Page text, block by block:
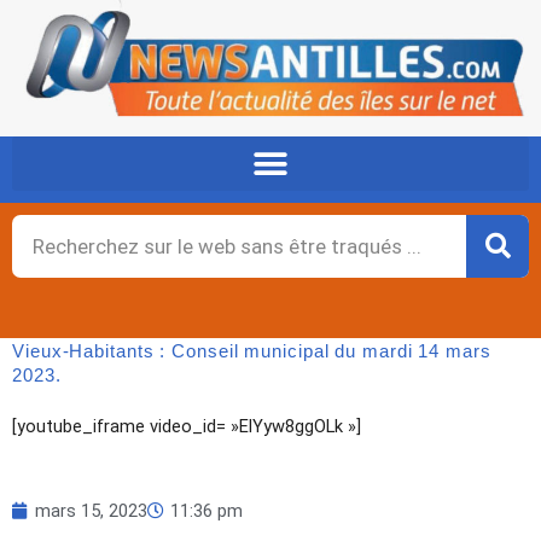
contenu
Rechercher
Vieux-Habitants : Conseil municipal du mardi 14 mars
2023.
[youtube_iframe video_id= »ElYyw8ggOLk »]
mars 15, 2023 11:36 pm